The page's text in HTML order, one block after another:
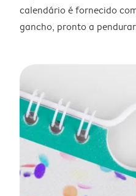
calendário é fornecido
gancho, pronto a